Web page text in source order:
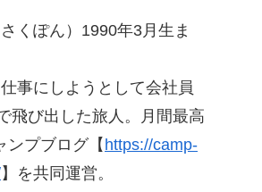
くぽん）1990年3月生ま
事にしようとして会社員
飛び出した旅人。月間最高
ンプブログ【 https://camp-
】を共同運営。